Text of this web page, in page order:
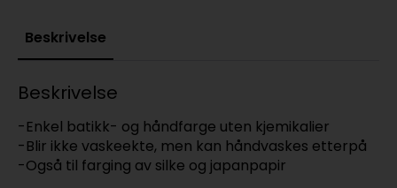
Beskrivelse
Beskrivelse
-Enkel batikk- og håndfarge uten kjemikalier
-Blir ikke vaskeekte, men kan håndvaskes etterpå
-Også til farging av silke og japanpapir